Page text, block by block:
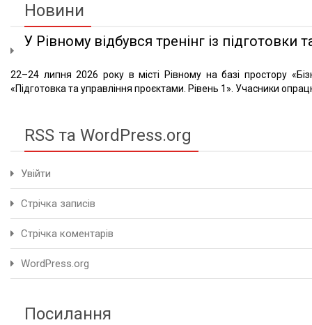
Новини
У Рівному відбувся тренінг із підготовки
22–24 липня 2026 року в місті Рівному на базі простору
«Підготовка та управління проєктами. Рівень 1». Учасники
RSS та WordPress.org
Увійти
Стрічка записів
Стрічка коментарів
WordPress.org
Посилання